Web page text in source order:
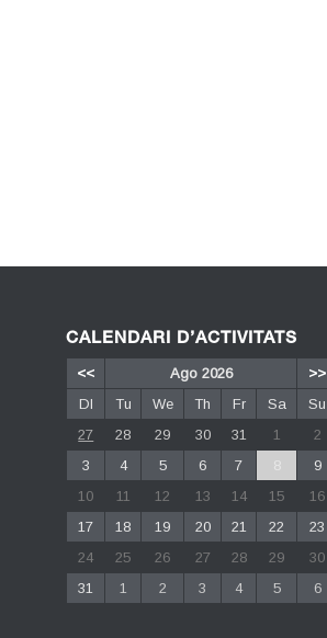
CALENDARI D’ACTIVITATS
<< Ago 2026
>>
Dl
Tu We Th Fr Sa
Su
27
28 29 30 31 1
2
3
4 5 6 7 8
9
10
11 12 13 14 15
16
17
18 19 20 21 22
23
24
25 26 27 28 29
30
31
1 2 3 4 5 6